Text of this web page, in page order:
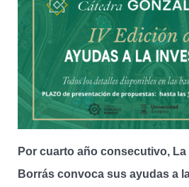
Por cuarto año consecutivo,
Borrás convoca sus ayudas a